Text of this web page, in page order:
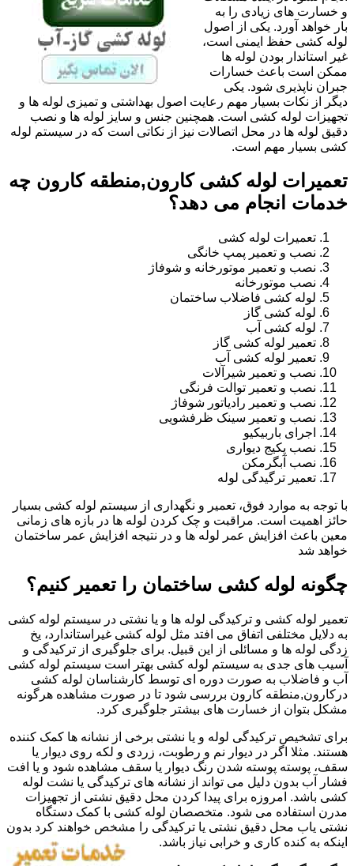
و خسارت های زیادی را به
بار خواهد آورد. یکی از اصول
لوله کشی حفظ ایمنی است،
غیر استاندار بودن لوله ها
ممکن است باعث خسارات
جبران ناپذیری شود. یکی
دیگر از نکات بسیار مهم رعایت اصول بهداشتی و تمیزی لوله ها و
تجهیزات لوله کشی است. همچنین جنس و سایز لوله ها و نصب
دقیق لوله ها در محل اتصالات نیز از نکاتی است که در سیستم لوله
کشی بسیار مهم است.
تعمیرات لوله کشی کارون,منطقه کارون چه
خدمات انجام می دهد؟
تعمیرات لوله کشی
نصب و تعمیر پمپ خانگی
نصب و تعمیر موتورخانه و شوفاژ
نصب موتورخانه
لوله کشی فاضلاب ساختمان
لوله کشی گاز
لوله کشی آب
تعمیر لوله کشی گاز
تعمیر لوله کشی آب
نصب و تعمیر شیرآلات
نصب و تعمیر توالت فرنگی
نصب و تعمیر رادیاتور شوفاژ
نصب و تعمیر سینک ظرفشویی
اجرای باربیکیو
نصب پکیج دیواری
نصب آبگرمکن
تعمیر ترگیدگی لوله
با توجه به موارد فوق، تعمیر و نگهداری از سیستم لوله کشی بسیار
حائز اهمیت است. مراقبت و چک کردن لوله ها در بازه های زمانی
معین باعث افزایش عمر لوله ها و در نتیجه افزایش عمر ساختمان
خواهد شد
چگونه لوله کشی ساختمان را تعمیر کنیم؟
تعمیر لوله کشی و ترکیدگی لوله ها و یا نشتی در سیستم لوله کشی
به دلایل مختلفی اتفاق می افتد مثل لوله کشی غیراستاندارد، یخ
زدگی لوله ها و مسائلی از این قبیل. برای جلوگیری از ترکیدگی و
آسیب های جدی به سیستم لوله کشی بهتر است سیستم لوله کشی
آب و فاضلاب به صورت دوره ای توسط کارشناسان لوله کشی
درکارون,منطقه کارون بررسی شود تا در صورت مشاهده هرگونه
مشکل بتوان از خسارت های بیشتر جلوگیری کرد.
برای تشخیص ترکیدگی لوله و یا نشتی برخی از نشانه ها کمک کننده
هستند. مثلا اگر در دیوار نم و رطوبت، زردی و لکه روی دیوار یا
سقف، پوسته پوسته شدن رنگ دیوار یا سقف مشاهده شود و یا افت
فشار آب بدون دلیل می تواند از نشانه های ترکیدگی یا نشت لوله
کشی باشد. امروزه برای پیدا کردن محل دقیق نشتی از تجهیزات
مدرن استفاده می شود. متخصصان لوله کشی با کمک دستگاه
نشتی یاب محل دقیق نشتی یا ترکیدگی را مشخص خواهند کرد بدون
اینکه به کنده کاری و خرابی نیاز باشد.